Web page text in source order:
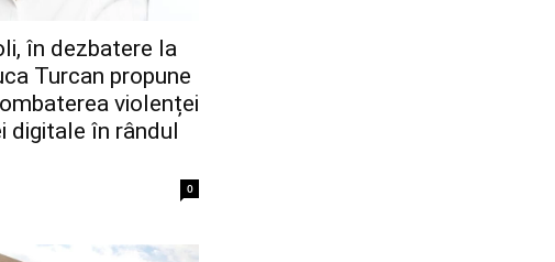
în dezbatere la
Turcan propune
violenței
digitale în rândul
0